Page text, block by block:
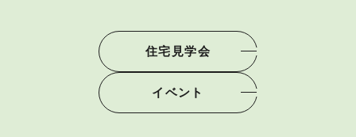
住宅見学会
イベント